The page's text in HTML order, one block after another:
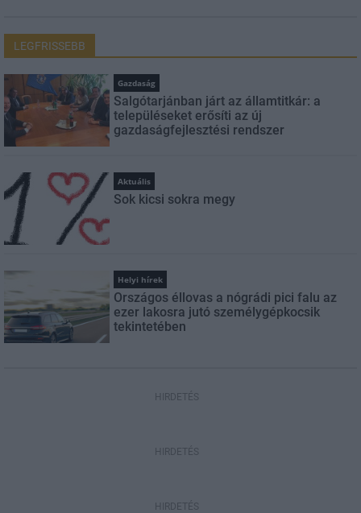
LEGFRISSEBB
Gazdaság
Salgótarjánban járt az államtitkár: a
településeket erősíti az új
gazdaságfejlesztési rendszer
Aktuális
Sok kicsi sokra megy
Helyi hírek
Országos éllovas a nógrádi pici falu az
ezer lakosra jutó személygépkocsik
tekintetében
HIRDETÉS
HIRDETÉS
HIRDETÉS